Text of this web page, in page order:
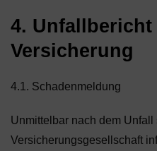
4.
Versicherung
4.1. Schadenmeldung
Unmittelbar nach dem Unfall
Versicherungsgesellschaft